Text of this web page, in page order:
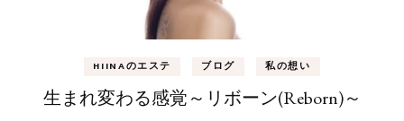
HIINAのエステ ブログ 私の想い
生まれ変わる感覚～リボーン(Reborn)～